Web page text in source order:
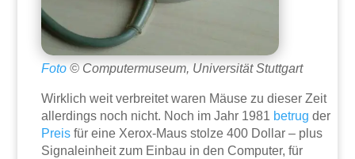
Foto © Computermuseum, Universität Stuttgart
Wirklich weit verbreitet waren Mäuse zu dieser Zeit
allerdings noch nicht. Noch im Jahr 1981 betrug der
Preis für eine Xerox-Maus stolze 400 Dollar – plus
Signaleinheit zum Einbau in den Computer, für